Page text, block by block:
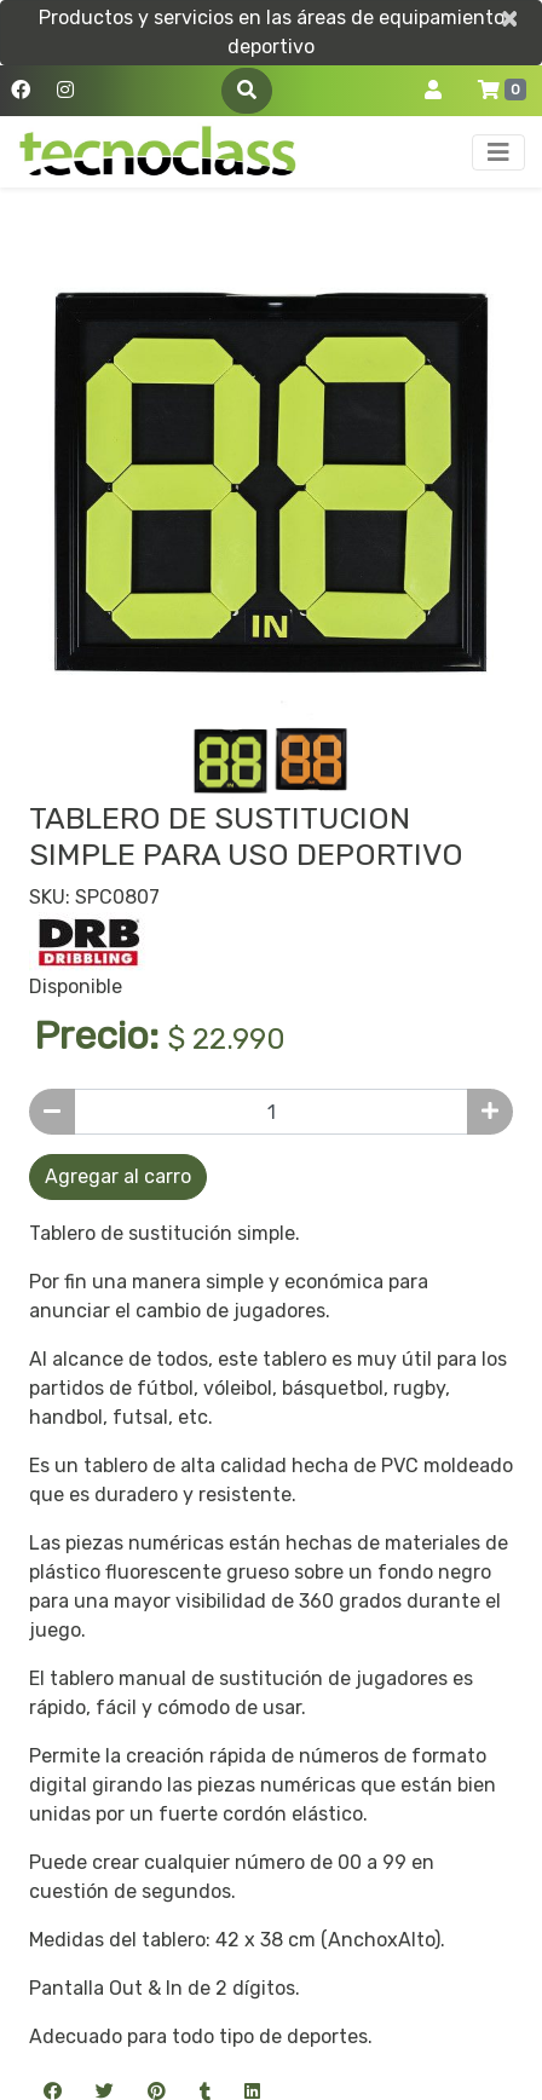
Productos y servicios en las áreas de equipamiento
deportivo
×
×
0
TABLERO DE SUSTITUCION
SIMPLE PARA USO DEPORTIVO
SKU: SPC0807
Disponible
Precio: $ 22.990
Agregar al carro
Tablero de sustitución simple.
Por fin una manera simple y económica para
anunciar el cambio de jugadores.
Al alcance de todos, este tablero es muy útil para los
partidos de fútbol, vóleibol, básquetbol, rugby,
handbol, futsal, etc.
Es un tablero de alta calidad hecha de PVC moldeado
que es duradero y resistente.
Las piezas numéricas están hechas de materiales de
plástico fluorescente grueso sobre un fondo negro
para una mayor visibilidad de 360 grados durante el
juego.
El tablero manual de sustitución de jugadores es
rápido, fácil y cómodo de usar.
Permite la creación rápida de números de formato
digital girando las piezas numéricas que están bien
unidas por un fuerte cordón elástico.
Puede crear cualquier número de 00 a 99 en
cuestión de segundos.
Medidas del tablero: 42 x 38 cm (AnchoxAlto).
Pantalla Out & In de 2 dígitos.
Adecuado para todo tipo de deportes.